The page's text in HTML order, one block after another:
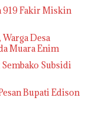
919 Fakir Miskin
Desa
Muara Enim
Subsidi
Bupati Edison